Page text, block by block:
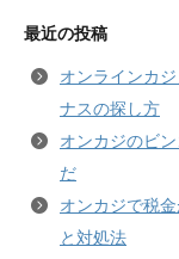
最近の投稿
オンラインカ
ナスの探し方
オンカジのビ
だ
オンカジで税
と対処法